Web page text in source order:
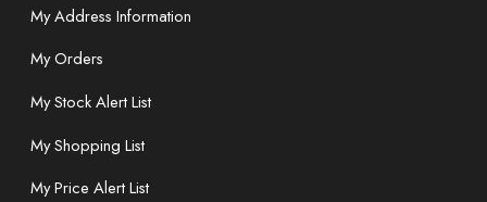
My Address Information
My Orders
My Stock Alert List
My Shopping List
My Price Alert List